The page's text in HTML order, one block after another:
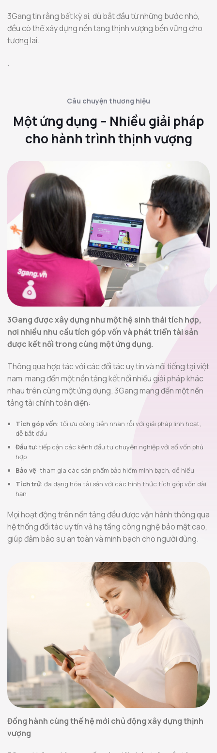
3Gang tin rằng bất kỳ ai, dù bắt đầu từ những bước nhỏ,
đều có thể xây dựng nền tảng thịnh vượng bền vững cho
tương lai.
.
Câu chuyện thương hiệu
Một ứng dụng – Nhiều giải pháp
cho hành trình thịnh vượng
3Gang được xây dựng như một hệ sinh thái tích hợp,
nơi nhiều nhu cầu tích góp vốn và phát triển tài sản
được kết nối trong cùng một ứng dụng.
Thông qua hợp tác với các đối tác uy tín và nổi tiếng tại việt
nam mang đến một nền tảng kết nối nhiều giải pháp khác
nhau trên cùng một ứng dụng. 3Gang mang đến một nền
tảng tài chính toàn diện:
Tích góp vốn: tối ưu dòng tiền nhàn rỗi với giải pháp linh hoạt,
dễ bắt đầu
Đầu tư: tiếp cận các kênh đầu tư chuyên nghiệp với số vốn phù
hợp
Bảo vệ: tham gia các sản phẩm bảo hiểm minh bạch, dễ hiểu
Tích trữ: đa dạng hóa tài sản với các hình thức tích góp vốn dài
hạn
Mọi hoạt động trên nền tảng đều được vận hành thông qua
hệ thống đối tác uy tín và hạ tầng công nghệ bảo mật cao,
giúp đảm bảo sự an toàn và minh bạch cho người dùng.
Đồng hành cùng thế hệ mới chủ động xây dựng thịnh
vượng